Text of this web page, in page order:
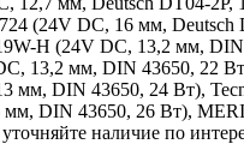
(24V DC, 16 мм,
H (24V DC, 13,2 мм,
13,2 мм, DIN 43650, 22
мм, DIN 43650, 24 Вт),
DIN 43650, 26 Вт),
наличие по